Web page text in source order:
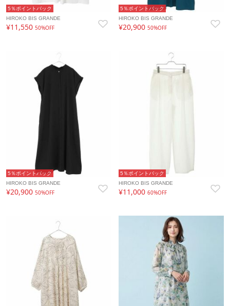
5％ポイントバック
HIROKO BIS GRANDE
¥11,550 50%OFF
5％ポイントバック
HIROKO BIS GRANDE
¥20,90050%OFF
5％ポイントバック
HIROKO BIS GRANDE
¥20,900 50%OFF
5％ポイントバック
HIROKO BIS GRANDE
¥11,00060%OFF